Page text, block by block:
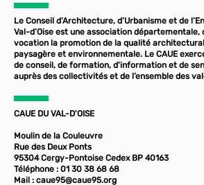
Le Conseil d’Architecture, d’Urbanisme et de
Val-d’Oise est une association départementale,
vocation la promotion de la qualité
paysagère et environnementale. Le CAUE
de conseil, de formation, d'information et de
auprès des collectivités et de l’ensemble des
CAUE DU VAL-D'OISE
Moulin de la Couleuvre
Rue des Deux Ponts
95304 Cergy-Pontoise Cedex BP 40163
Téléphone : 01 30 38 68 68
Mail : caue95@caue95.org